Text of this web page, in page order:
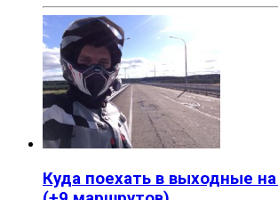
Куда поехать в выходные